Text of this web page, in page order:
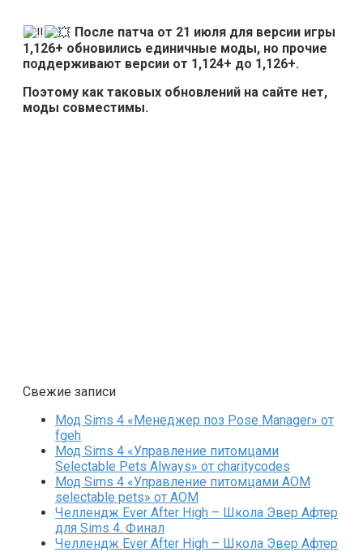
После патча от 21 июля для версии игры
1,126+ обновились единичные моды, но прочие
поддерживают версии от 1,124+ до 1,126+.
Поэтому как таковых обновлений на сайте нет,
моды совместимы.
Свежие записи
Мод Sims 4 «Менеджер поз Pose Manager» от
fgeh
Мод Sims 4 «Управление питомцами
Selectable Pets Always» от charitycodes
Мод Sims 4 «Управление питомцами AOM
selectable pets» от AOM
Челлендж Ever After High – Школа Эвер Афтер
для Sims 4. Финал
Челлендж Ever After High – Школа Эвер Афтер